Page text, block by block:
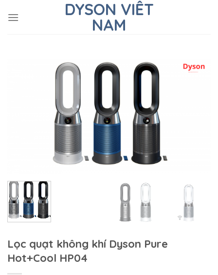
DYSON VIÊT
NAM
Lọc quạt không khí Dyson Pure
Hot+Cool HP04